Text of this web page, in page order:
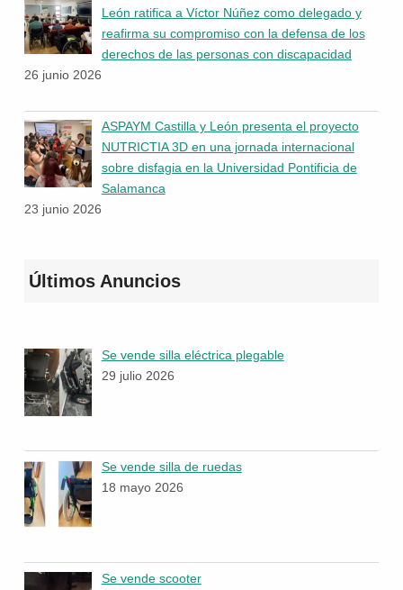
León ratifica a Víctor Núñez como delegado y
reafirma su compromiso con la defensa de los
derechos de las personas con discapacidad
26 junio 2026
ASPAYM Castilla y León presenta el proyecto
NUTRICTIA 3D en una jornada internacional
sobre disfagia en la Universidad Pontificia de
Salamanca
23 junio 2026
Últimos Anuncios
Se vende silla eléctrica plegable
29 julio 2026
Se vende silla de ruedas
18 mayo 2026
Se vende scooter